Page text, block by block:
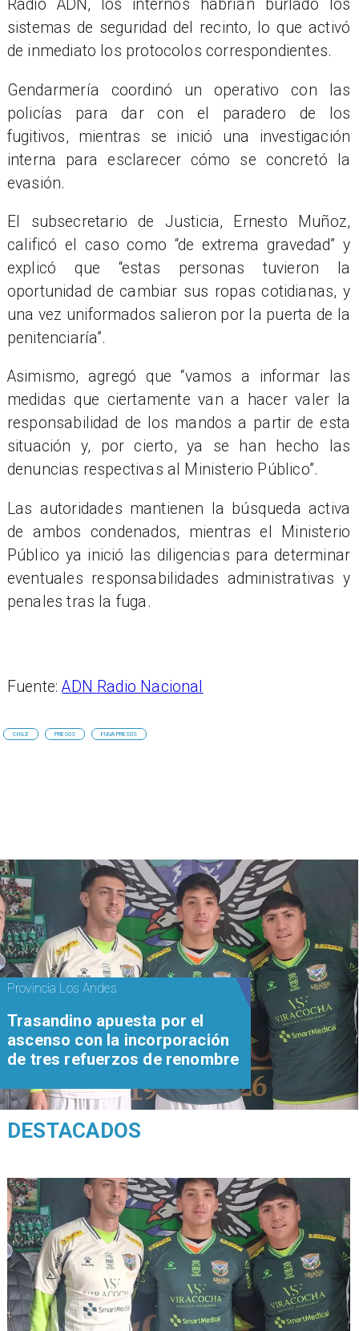
Radio ADN, los internos habrían burlado los
sistemas de seguridad del recinto, lo que activó
de inmediato los protocolos correspondientes.
Gendarmería coordinó un operativo con las
policías para dar con el paradero de los
fugitivos, mientras se inició una investigación
interna para esclarecer cómo se concretó la
evasión.
El subsecretario de Justicia, Ernesto Muñoz,
calificó el caso como “de extrema gravedad” y
explicó que “estas personas tuvieron la
oportunidad de cambiar sus ropas cotidianas, y
una vez uniformados salieron por la puerta de la
penitenciaría”.
Asimismo, agregó que “vamos a informar las
medidas que ciertamente van a hacer valer la
responsabilidad de los mandos a partir de esta
situación y, por cierto, ya se han hecho las
denuncias respectivas al Ministerio Público”.
Las autoridades mantienen la búsqueda activa
de ambos condenados, mientras el Ministerio
Público ya inició las diligencias para determinar
eventuales responsabilidades administrativas y
penales tras la fuga.
Fuente:ADN Radio Nacional
CHILE PRESOS FUGA PRESOS
Provincia Los Andes
Trasandino apuesta por el
ascenso con la incorporación
de tres refuerzos de renombre
DESTACADOS